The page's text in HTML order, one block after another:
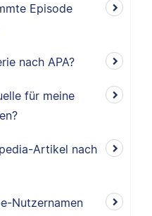
Episode
nach APA?
für meine
Artikel nach
Nutzernamen